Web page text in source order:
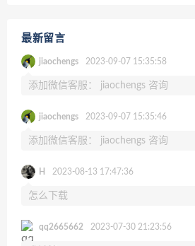
最新留言
jiaochengs 2023-09-07 15:35:58
添加微信客服： jiaochengs 咨询
jiaochengs 2023-09-07 15:35:46
添加微信客服： jiaochengs 咨询
H 2023-08-13 17:47:36
怎么下载
qq2665662 2023-07-30 21:23:56